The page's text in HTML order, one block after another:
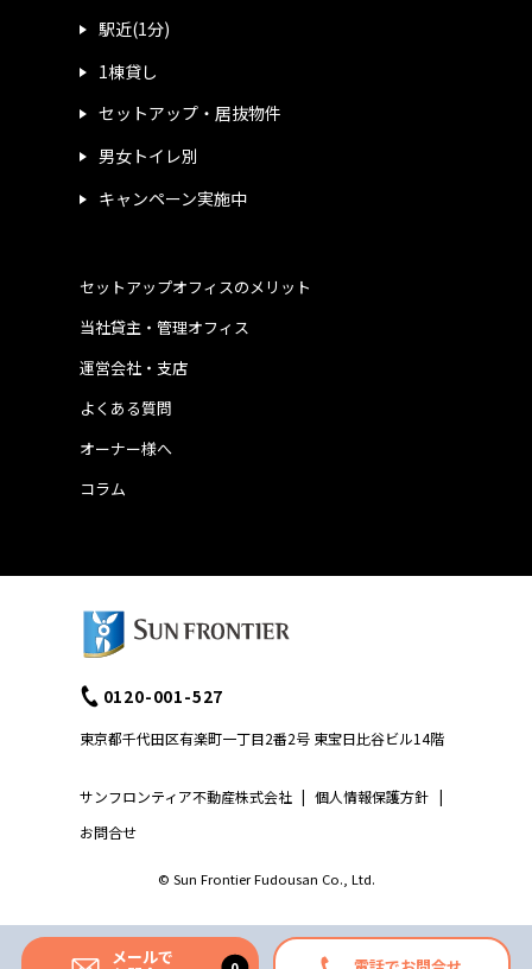
駅近(1分)
1棟貸し
セットアップ・居抜物件
男女トイレ別
キャンペーン実施中
運営会社・支店
よくある質問
当社貸主・管理オフィス
オーナー様へ
コラム
セットアップオフィスのメリット
サンフロンティア不動産株式会社 | 個人情報保護方針 |
お問合せ
0120-001-527
東京都千代田区有楽町一丁目2番2号 東宝日比谷ビル14階
© Sun Frontier Fudousan Co., Ltd.
メールで